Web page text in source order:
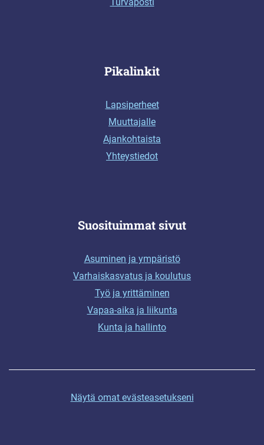
Pikalinkit
Lapsiperheet
Muuttajalle
Ajankohtaista
Yhteystiedot
Suosituimmat sivut
Asuminen ja ympäristö
Varhaiskasvatus ja koulutus
Työ ja yrittäminen
Vapaa-aika ja liikunta
Kunta ja hallinto
Näytä omat evästeasetukseni